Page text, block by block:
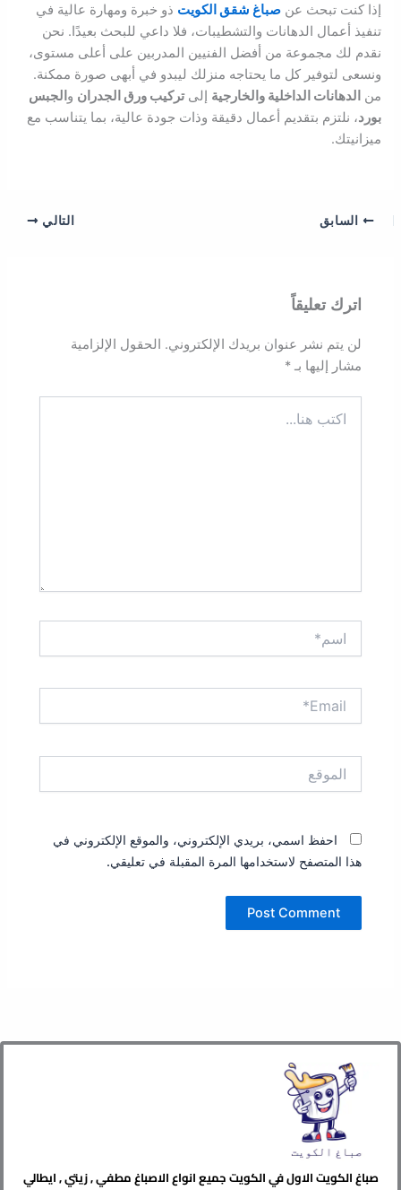
إذا كنت تبحث عنصباغ شقق الكويت ذو خبرة ومهارة عالية في
تنفيذ أعمال الدهانات والتشطيبات، فلا داعي للبحث بعيدًا. نحن
نقدم لك مجموعة من أفضل الفنيين المدربين على أعلى مستوى،
ونسعى لتوفير كل ما يحتاجه منزلك ليبدو في أبهى صورة ممكنة.
من الدهانات الداخلية والخارجية إلىتركيب ورق الجدران و الجبس
بورد، نلتزم بتقديم أعمال دقيقة وذات جودة عالية، بما يتناسب مع
ميزانيتك.
السابق التالي
اترك تعليقاً
لن يتم نشر عنوان بريدك الإلكتروني. الحقول الإلزامية
مشار إليها بـ*
هنا...
احفظ اسمي، بريدي الإلكتروني، والموقع الإلكتروني في
هذا المتصفح لاستخدامها المرة المقبلة في تعليقي.
صباغ الكويت الاول في الكويت جميع انواع الاصباغ مطفي , زيتي , ايطالي